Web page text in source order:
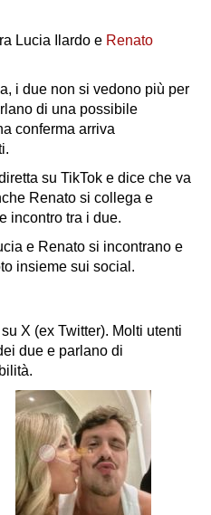
Lucia Ilardo e Renato
i due non si vedono più per
di una possibile
conferma arriva
su TikTok e dice che va
Renato si collega e
incontro tra i due.
e Renato si incontrano e
insieme sui social.
X (ex Twitter). Molti utenti
due e parlano di